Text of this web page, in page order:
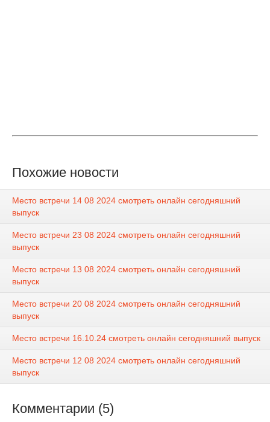
Похожие новости
Место встречи 14 08 2024 смотреть онлайн сегодняшний
выпуск
Место встречи 23 08 2024 смотреть онлайн сегодняшний
выпуск
Место встречи 13 08 2024 смотреть онлайн сегодняшний
выпуск
Место встречи 20 08 2024 смотреть онлайн сегодняшний
выпуск
Место встречи 16.10.24 смотреть онлайн сегодняшний выпуск
Место встречи 12 08 2024 смотреть онлайн сегодняшний
выпуск
Комментарии (5)